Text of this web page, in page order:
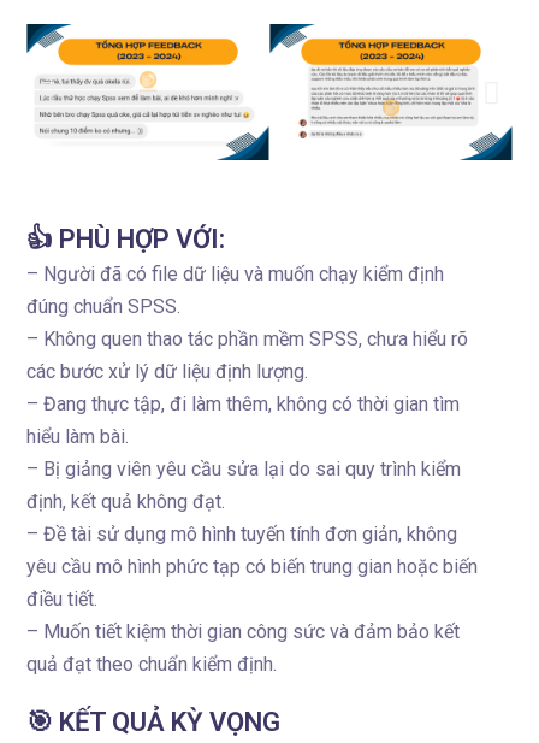
👍 PHÙ HỢP VỚI:
– Người đã có file dữ liệu và muốn chạy kiểm định
đúng chuẩn SPSS.
– Không quen thao tác phần mềm SPSS, chưa hiểu rõ
các bước xử lý dữ liệu định lượng.
– Đang thực tập, đi làm thêm, không có thời gian tìm
hiểu làm bài.
– Bị giảng viên yêu cầu sửa lại do sai quy trình kiểm
định, kết quả không đạt.
– Đề tài sử dụng mô hình tuyến tính đơn giản, không
yêu cầu mô hình phức tạp có biến trung gian hoặc biến
điều tiết.
– Muốn tiết kiệm thời gian công sức và đảm bảo kết
quả đạt theo chuẩn kiểm định.
🎯 KẾT QUẢ KỲ VỌNG